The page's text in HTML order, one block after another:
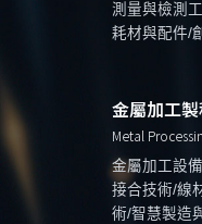
測量與檢測
耗材與配件/
金屬加工
Metal
金屬加工設
接合技術/線
術/智慧製造